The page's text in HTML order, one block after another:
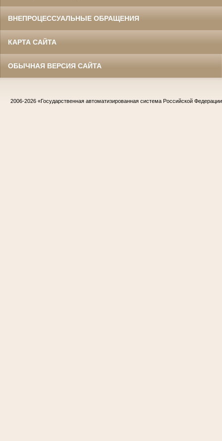
ВНЕПРОЦЕССУАЛЬНЫЕ ОБРАЩЕНИЯ
КАРТА САЙТА
ОБЫЧНАЯ ВЕРСИЯ САЙТА
2006-2026 «Государственная автоматизированная система Российской